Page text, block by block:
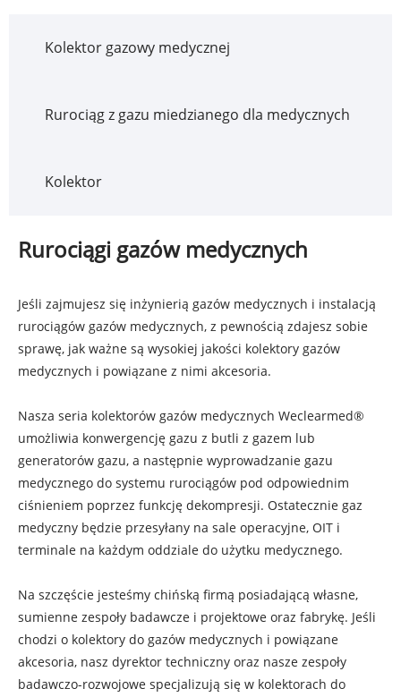
Kolektor gazowy medycznej
Rurociąg z gazu miedzianego dla medycznych
Kolektor
Rurociągi gazów medycznych
Jeśli zajmujesz się inżynierią gazów medycznych i instalacją
rurociągów gazów medycznych, z pewnością zdajesz sobie
sprawę, jak ważne są wysokiej jakości kolektory gazów
medycznych i powiązane z nimi akcesoria.
Nasza seria kolektorów gazów medycznych Weclearmed®
umożliwia konwergencję gazu z butli z gazem lub
generatorów gazu, a następnie wyprowadzanie gazu
medycznego do systemu rurociągów pod odpowiednim
ciśnieniem poprzez funkcję dekompresji. Ostatecznie gaz
medyczny będzie przesyłany na sale operacyjne, OIT i
terminale na każdym oddziale do użytku medycznego.
Na szczęście jesteśmy chińską firmą posiadającą własne,
sumienne zespoły badawcze i projektowe oraz fabrykę. Jeśli
chodzi o kolektory do gazów medycznych i powiązane
akcesoria, nasz dyrektor techniczny oraz nasze zespoły
badawczo-rozwojowe specjalizują się w kolektorach do